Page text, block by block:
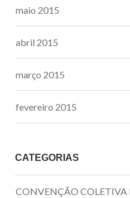
maio 2015
abril 2015
março 2015
fevereiro 2015
CATEGORIAS
CONVENÇÃO COLETIVA